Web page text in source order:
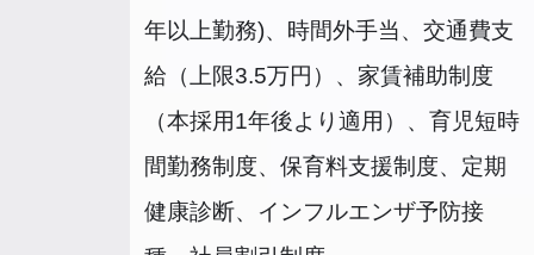
年以上勤務)、時間外手当、交通費支
給（上限3.5万円）、家賃補助制度
（本採用1年後より適用）、育児短時
間勤務制度、保育料支援制度、定期
健康診断、インフルエンザ予防接